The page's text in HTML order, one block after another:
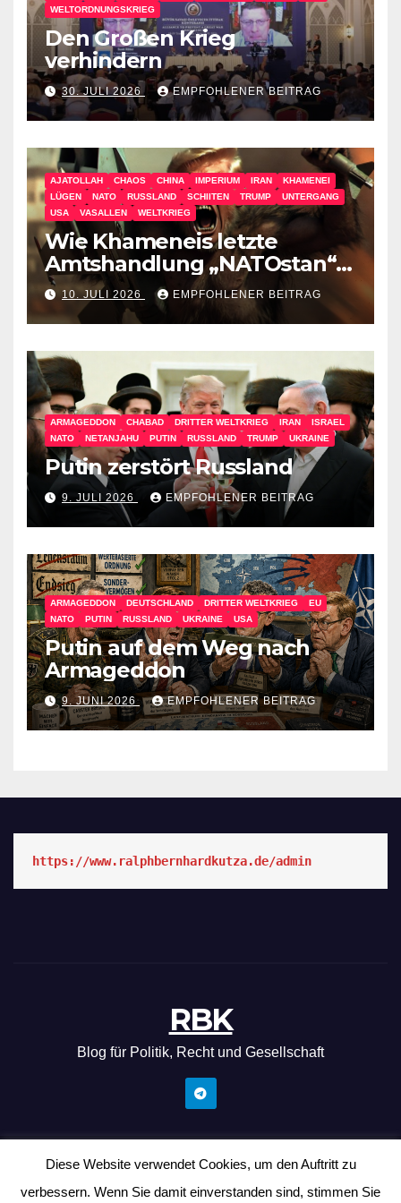
WELTORDNUNGSKRIEG
Den Großen Krieg
verhindern
30. JULI 2026 EMPFOHLENER BEITRAG
AJATOLLAH CHAOS CHINA IMPERIUM IRAN
KHAMENEI
LÜGEN
NATO RUSSLAND SCHIITEN TRUMP
UNTERGANG
USA
VASALLEN WELTKRIEG
Wie Khameneis letzte
Amtshandlung „NATOstan“
besiegt
10. JULI 2026 EMPFOHLENER BEITRAG
ARMAGEDDON CHABAD DRITTER WELTKRIEG IRAN
ISRAEL
NATO
NETANJAHU PUTIN RUSSLAND TRUMP UKRAINE
Putin zerstört Russland
9. JULI 2026 EMPFOHLENER BEITRAG
ARMAGEDDON DEUTSCHLAND DRITTER WELTKRIEG
EU
NATO
PUTIN RUSSLAND UKRAINE USA
Putin auf dem Weg nach
Armageddon
9. JUNI 2026 EMPFOHLENER BEITRAG
https://www.ralphbernhardkutza.de/admin
RBK
Blog für Politik, Recht und Gesellschaft
Mit Stolz präsentiert von WordPress|Theme: News Hunt von
Themeansar
Diese Website verwendet Cookies, um den Auftritt zu
verbessern. Wenn Sie damit einverstanden sind, stimmen Sie